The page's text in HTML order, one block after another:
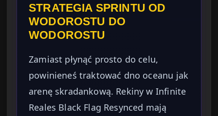
STRATEGIA SPRINTU OD
WODOROSTU DO
WODOROSTU
Zamiast płynąć prosto do celu,
powinieneś traktować dno oceanu jak
arenę skradankową. Rekiny w Infinite
Reales Black Flag Resynced mają